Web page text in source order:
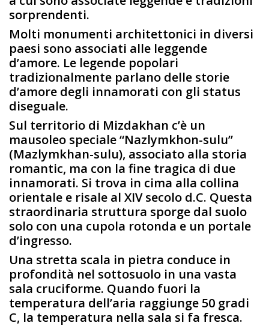
sorprendenti.
Molti monumenti architettonici in diversi
paesi sono associati alle leggende
d’amore. Le legende popolari
tradizionalmente parlano delle storie
d’amore degli innamorati con gli status
diseguale.
Sul territorio di Mizdakhan c’è un
mausoleo speciale “Nazlymkhon-sulu”
(Mazlymkhan-sulu), associato alla storia
romantic, ma con la fine tragica di due
innamorati. Si trova in cima alla collina
orientale e risale al XIV secolo d.C. Questa
straordinaria struttura sporge dal suolo
solo con una cupola rotonda e un portale
d’ingresso.
Una stretta scala in pietra conduce in
profondità nel sottosuolo in una vasta
sala cruciforme. Quando fuori la
temperatura dell’aria raggiunge 50 gradi
C, la temperatura nella sala si fa fresca.